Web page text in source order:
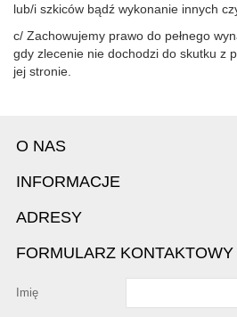
lub/i szkiców bądź wykonanie innych
c/ Zachowujemy prawo do pełnego
gdy zlecenie nie dochodzi do skutku z
jej stronie.
O NAS
INFORMACJE
ADRESY
FORMULARZ KONTAKTOWY
Imię